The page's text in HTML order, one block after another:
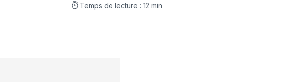
LinkedInFacebookWhatsApp
courriel
Temps de lecture : 12 min